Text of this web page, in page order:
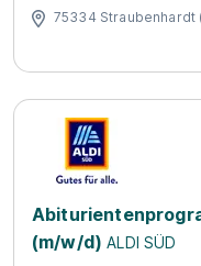
75334 Straubenhardt
(m/w/d) ALDI SÜD